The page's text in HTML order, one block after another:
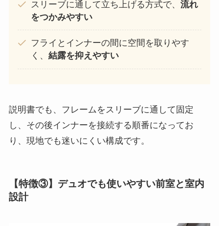
スリーブに通して立ち上げる方式で、 流れ
をつかみやすい
フライとインナーの間に空間を取りやす
く、 結露を抑えやすい
説明書でも、フレームをスリーブに通して固定
し、その後インナーを接続する順番になってお
り、現地でも迷いにくい構成です。
【特徴③】デュオでも使いやすい前室と室内
設計